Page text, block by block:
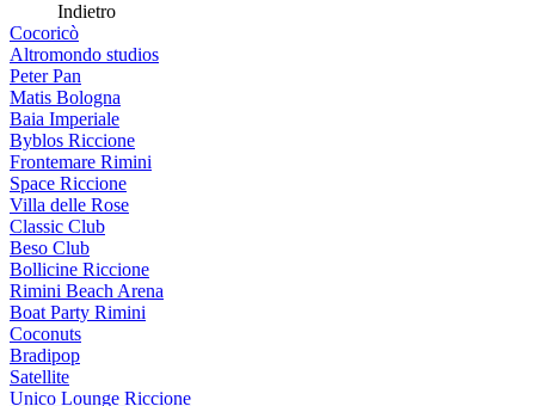
Indietro
Cocoricò
Altromondo studios
Peter Pan
Matis Bologna
Baia Imperiale
Byblos Riccione
Frontemare Rimini
Space Riccione
Villa delle Rose
Classic Club
Beso Club
Bollicine Riccione
Rimini Beach Arena
Boat Party Rimini
Coconuts
Bradipop
Satellite
Unico Lounge Riccione